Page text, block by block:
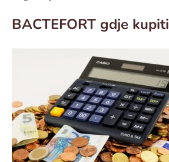
BACTEFORT gdje kupiti